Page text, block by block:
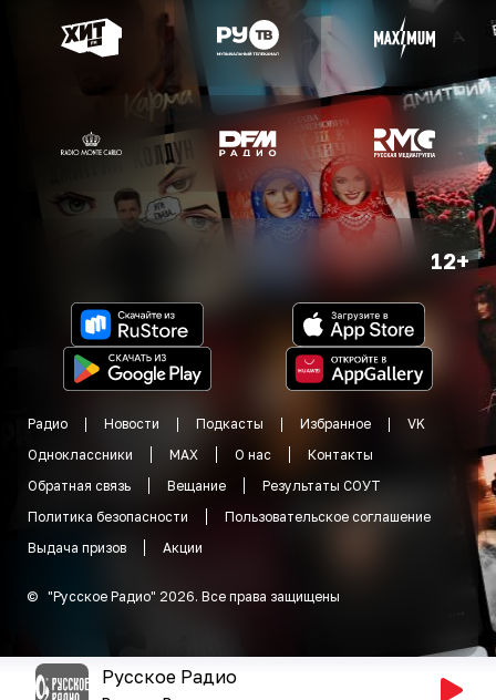
12+
Радио Новости Подкасты Избранное
VK
Одноклассники
MAX О нас
Контакты
Обратная связь
Вещание
Результаты СОУТ
Политика безопасности
Пользовательское соглашение
Выдача призов
Акции
© "Русское Радио" 2026. Все права защищены
Русское Радио